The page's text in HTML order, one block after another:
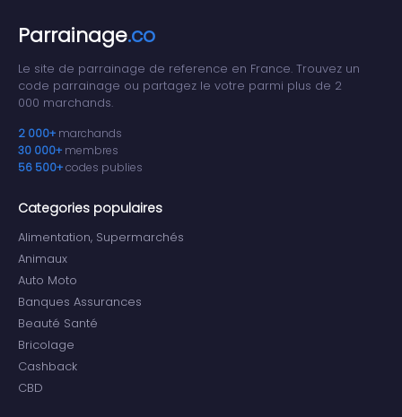
Parrainage.co
Le site de parrainage de reference en France. Trouvez un
code parrainage ou partagez le votre parmi plus de 2
000 marchands.
2 000+ marchands
30 000+ membres
56 500+codes publies
Categories populaires
Alimentation, Supermarchés
Animaux
Auto Moto
Banques Assurances
Beauté Santé
Bricolage
Cashback
CBD